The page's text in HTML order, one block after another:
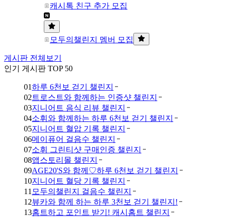
캐시톡 친구 추가 모집
모두의챌린지 멤버 모집
게시판 전체보기
인기 게시판 TOP 50
01하루 6천보 걷기 챌린지
02 트로스트와 함께하는 인증샷 챌린지
03지니어트 음식 리뷰 챌린지
04소휘와 함께하는 하루 6천보 걷기 챌린지
05지니어트 혈압 기록 챌린지
06메이퓨어 걸음수 챌린지
07소휘 그린티샷 구매인증 챌린지
08앱스토리몰 챌린지
09AGE20'S와 함께♡하루 6천보 걷기 챌린지
10지니어트 혈당 기록 챌린지
11 모두의챌린지 걸음수 챌린지
12뷰카와 함께 하는 하루 3천보 걷기 챌린지!
13홈트하고 포인트 받기! 캐시홈트 챌린지